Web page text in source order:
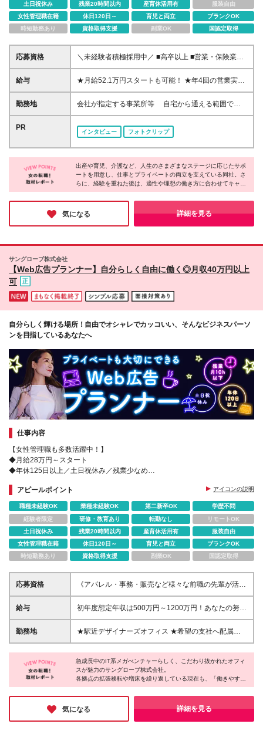
土日祝休み 残業20時間以内 産育休活用有
服装自由
女性管理職在籍
休日120日～ 育児と両立
ブランクOK
時短勤務あり
資格取得支援 副業OK 国認定取得
応募資格
＼未経験者積極採用中／ ■高卒以上 ■営業・保険業界
未経験者OK ■正社員デビューもOK
給与
★月給52.1万円スタートも可能！ ★年4回の営業実績
ボーナスあり 入社時のコースに応じた月額給与とな
り、 コースは選考結果（面接・当社所定の試験・前
281,000円 ・スペシャリティコース 月給521,000円
頑張れば頑張るほど実績に応じて収入も多く得られる
給与システムです。
勤務地
会社が指定する事業所等 自宅から通える範囲で勤
務いただき、転居を伴う異動はありません。 愛知県
内の営業オフィスへ配属となります。 ※お住まい・通
勤時間などを考慮のうえ、勤務地を決定します。 ※ご
希望がございましたらお気軽にご相談ください。 ※そ
の他のエリアでも募集を行っています。 ※入社から6
か月間は、各県の支社に属するキャリアカレッジで研
修を行います。 遠方の方や具体的な営業オフィスに
ついて知りたい方は、面談・面接時にお気軽にお尋ね
ください。 ※(変更の範囲)上記を除く当社関連勤務地
PR
インタビュー フォトクリップ
出産や育児、介護など、人生のさまざまなステージに応じたサポ
ートを用意し、仕事とプライベートの両立を支えている同社。さ
らに、経験を重ねた後は、適性や理想の働き方に合わせてキャリ
アパスを選択できる体制も整っています。ここまで安心して長期
的なキャリアを築ける企業は多くありません。身につけた保険や
金融の知識は、仕事だけでなく日々の生活にも役立つもの。ぜひ
将来を見据え、新たな一歩を踏み出してみてください！
気になる 詳細を見る
サングローブ株式会社
【Web広告プランナー】自分らしく自由に働く◎月収40万円以上
可
自分らしく輝ける場所！自由でオシャレでカッコいい、そんなビジネスパーソ
ンを目指しているあなたへ
仕事内容
【女性管理職も多数活躍中！】
◆月給28万円～スタート
◆年休125日以上／土日祝休み／残業少なめ
◆接客販売・営業・お客様対応経験が活かせます◎
アピールポイント アイコンの説明
職種未経験OK 業種未経験OK 第二新卒OK
学歴不問
経験者限定
研修・教育あり 転勤なし
リモートOK
土日祝休み
残業20時間以内 産育休活用有
服装自由
女性管理職在籍
休日120日～ 育児と両立
ブランクOK
時短勤務あり
資格取得支援 副業OK 国認定取得
応募資格
《アパレル・事務・販売など様々な前職の先輩が活躍
中》 未経験入社率87％以上 ＼こんな方はぜひ！／ 人
と話すことが好きな方☆ 自分の強みを活かしてスキ
歴・経歴など一切不問です ◎もちろん経験者も歓迎
です ◎意欲・人柄重視のポテンシャル採用 ◎独り立
給与
初年度想定年収は500万円～1200万円！あなたの努力
を徹底評価◎ ━━━+.☆インセンティブは毎月支給
☆.+━━━ 【未経験者の場合】 月給：28万円～38万
＜固定残業代＞ 未経験者：60,156円～81,638円／
35h含 営業経験者：92,900円～119,050円／40h含 高
い実績のある営業経験者：121,450円～／40h含 ※超
を考慮して決定します ・固定残業代はありますが、
当社では残業を推奨していません
勤務地
★駅近デザイナーズオフィス ★希望の支社へ配属：
東京/横浜/大阪/名古屋/福岡 ★転居を伴う転勤なし
【東京本社】 東京都新宿区西新宿6-24-1 西新宿三井
ビルディング4F／13F／16F／18F／20F 【横浜支
社】 神奈川県横浜市西区高島1-1-2 横浜三井ビルディ
ング20F 【大阪支社】 大阪府大阪市北区大淀中1-1-
30 梅田スカイビル タワーウエスト20F ■名古屋支
社 ★2025年8月増床移転 愛知県名古屋市西区名駅2-
急成長中のIT系メガべンチャーらしく、こだわり抜かれたオフィ
スが魅力のサングローブ株式会社。
各拠点の拡張移転や増床を繰り返している現在も、「働きやす
さ」を叶えるデザインは健在です。
主要駅から徒歩圏内の好立地にある各拠点には、休憩スペースや
喫煙ブースなど働くうえでかかせない“リフレッシュ”にフォーカ
スをあてた設備が充実しています。
気になる 詳細を見る